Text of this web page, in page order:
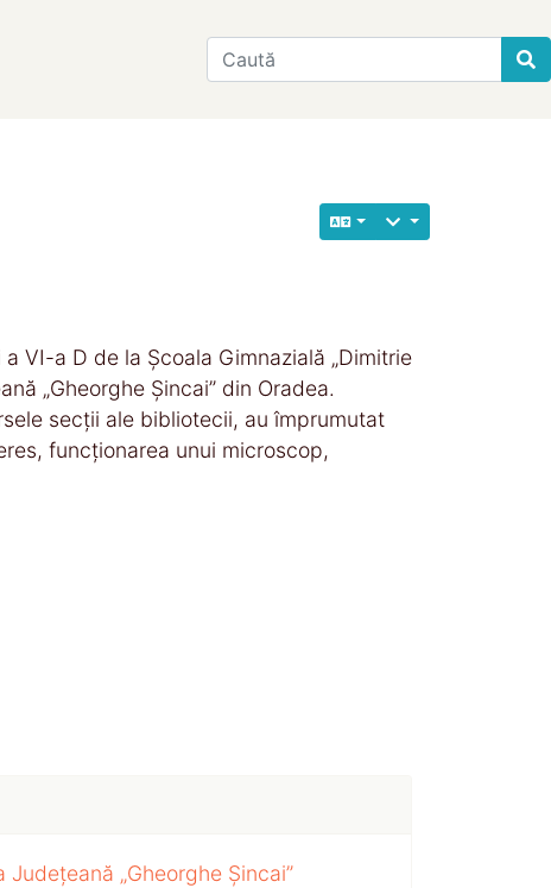
Find
VI-a D de la Școala Gimnazială „Dimitrie
„Gheorghe Șincai” din Oradea.
secții ale bibliotecii, au împrumutat
funcționarea unui microscop,
„Gheorghe Șincai”